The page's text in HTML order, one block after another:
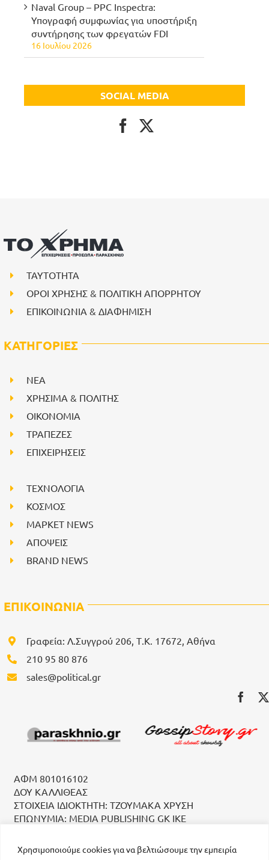
Χρησιμοποιούμε cookies για να βελτιώσουμε την εμπειρία
Naval Group – PPC Inspectra:
Υπογραφή συμφωνίας για υποστήριξη
συντήρησης των φρεγατών FDI
16 Ιουλίου 2026
SOCIAL MEDIA
ΤΑΥΤΟΤΗΤΑ
ΟΡΟΙ ΧΡΗΣΗΣ & ΠΟΛΙΤΙΚΗ ΑΠΟΡΡΗΤΟΥ
ΕΠΙΚΟΙΝΩΝΙΑ & ΔΙΑΦΗΜΙΣΗ
ΚΑΤΗΓΟΡΙΕΣ
NEA
ΧΡΗΣΙΜΑ & ΠΟΛΙΤΗΣ
ΟΙΚΟΝΟΜΙΑ
ΤΡΑΠΕΖΕΣ
ΕΠΙΧΕΙΡΗΣΕΙΣ
ΤΕΧΝΟΛΟΓΙΑ
ΚΟΣΜΟΣ
ΜΑΡΚΕΤ NEWS
ΑΠΟΨΕΙΣ
BRAND NEWS
ΕΠΙΚΟΙΝΩΝΙΑ
Γραφεία: Λ.Συγγρού 206, Τ.Κ. 17672, Αθήνα
210 95 80 876
sales@political.gr
ΑΦΜ 801016102
ΔΟΥ ΚΑΛΛΙΘΕΑΣ
ΣΤΟΙΧΕΙΑ ΙΔΙΟΚΤΗΤΗ: ΤΖΟΥΜΑΚΑ ΧΡΥΣΗ
ΕΠΩΝΥΜΙΑ: MEDIA PUBLISHING GK IKE